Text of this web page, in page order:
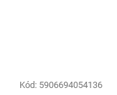
Kód: 5906694054136